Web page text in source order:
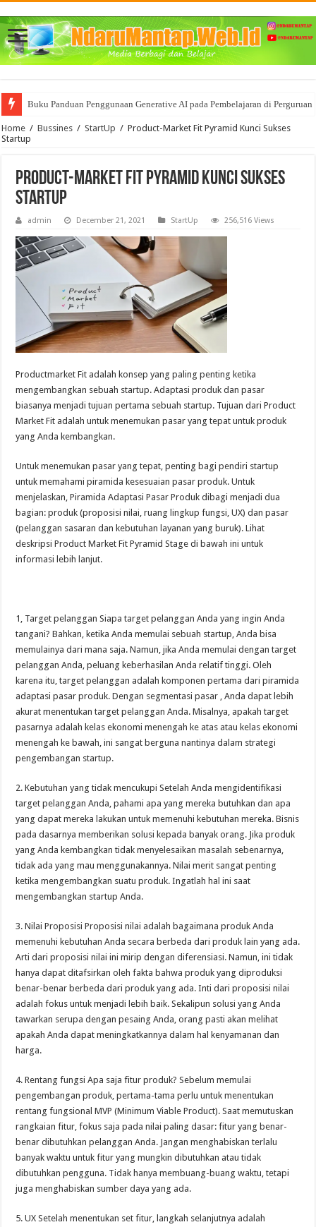
Buku Panduan Penggunaan Generative AI pada Pembelajaran di
Mencoba memahami BigData dan segala Manfaat nya bagi Bisnis
Home / Bussines / StartUp / Product-Market Fit Pyramid Kunci Sukses
Startup
Product-Market Fit Pyramid Kunci Sukses
Startup
admin December 21, 2021 StartUp 256,516 Views
Productmarket Fit adalah konsep yang paling penting ketika
mengembangkan sebuah startup. Adaptasi produk dan pasar
biasanya menjadi tujuan pertama sebuah startup. Tujuan dari Product
Market Fit adalah untuk menemukan pasar yang tepat untuk produk
yang Anda kembangkan.
Untuk menemukan pasar yang tepat, penting bagi pendiri startup
untuk memahami piramida kesesuaian pasar produk. Untuk
menjelaskan, Piramida Adaptasi Pasar Produk dibagi menjadi dua
bagian: produk (proposisi nilai, ruang lingkup fungsi, UX) dan pasar
(pelanggan sasaran dan kebutuhan layanan yang buruk). Lihat
deskripsi Product Market Fit Pyramid Stage di bawah ini untuk
informasi lebih lanjut.
1, Target pelanggan Siapa target pelanggan Anda yang ingin Anda
tangani? Bahkan, ketika Anda memulai sebuah startup, Anda bisa
memulainya dari mana saja. Namun, jika Anda memulai dengan target
pelanggan Anda, peluang keberhasilan Anda relatif tinggi. Oleh
karena itu, target pelanggan adalah komponen pertama dari piramida
adaptasi pasar produk. Dengan segmentasi pasar , Anda dapat lebih
akurat menentukan target pelanggan Anda. Misalnya, apakah target
pasarnya adalah kelas ekonomi menengah ke atas atau kelas ekonomi
menengah ke bawah, ini sangat berguna nantinya dalam strategi
pengembangan startup.
2. Kebutuhan yang tidak mencukupi Setelah Anda mengidentifikasi
target pelanggan Anda, pahami apa yang mereka butuhkan dan apa
yang dapat mereka lakukan untuk memenuhi kebutuhan mereka. Bisnis
pada dasarnya memberikan solusi kepada banyak orang. Jika produk
yang Anda kembangkan tidak menyelesaikan masalah sebenarnya,
tidak ada yang mau menggunakannya. Nilai merit sangat penting
ketika mengembangkan suatu produk. Ingatlah hal ini saat
mengembangkan startup Anda.
3. Nilai Proposisi Proposisi nilai adalah bagaimana produk Anda
memenuhi kebutuhan Anda secara berbeda dari produk lain yang ada.
Arti dari proposisi nilai ini mirip dengan diferensiasi. Namun, ini tidak
hanya dapat ditafsirkan oleh fakta bahwa produk yang diproduksi
benar-benar berbeda dari produk yang ada. Inti dari proposisi nilai
adalah fokus untuk menjadi lebih baik. Sekalipun solusi yang Anda
tawarkan serupa dengan pesaing Anda, orang pasti akan melihat
apakah Anda dapat meningkatkannya dalam hal kenyamanan dan
harga.
4. Rentang fungsi Apa saja fitur produk? Sebelum memulai
pengembangan produk, pertama-tama perlu untuk menentukan
rentang fungsional MVP (Minimum Viable Product). Saat memutuskan
rangkaian fitur, fokus saja pada nilai paling dasar: fitur yang benar-
benar dibutuhkan pelanggan Anda. Jangan menghabiskan terlalu
banyak waktu untuk fitur yang mungkin dibutuhkan atau tidak
dibutuhkan pengguna. Tidak hanya membuang-buang waktu, tetapi
juga menghabiskan sumber daya yang ada.
5. UX Setelah menentukan set fitur, langkah selanjutnya adalah